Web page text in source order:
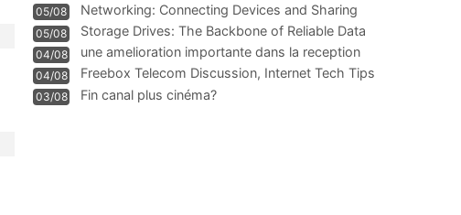
05/08
Networking: Connecting Devices and Sharing
Information
05/08
Storage Drives: The Backbone of Reliable Data
Management
04/08
une amelioration importante dans la reception
WIFI
04/08
Freebox Telecom Discussion, Internet Tech Tips
Communi
03/08 Fin canal plus cinéma?